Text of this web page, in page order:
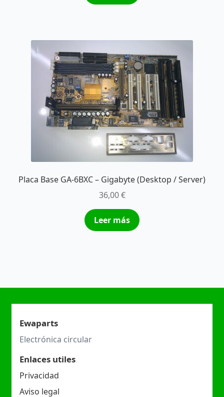
Placa Base GA-6BXC – Gigabyte (Desktop / Server)
36,00€
Leer más
Ewaparts
Electrónica circular
Enlaces utiles
Privacidad
Aviso legal